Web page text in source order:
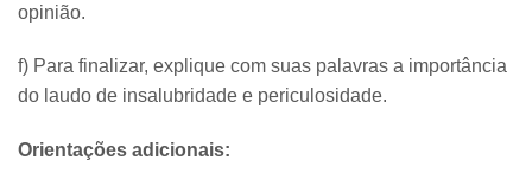
opinião.
f) Para finalizar, explique com suas palavras a importância
do laudo de insalubridade e periculosidade.
Orientações adicionais: